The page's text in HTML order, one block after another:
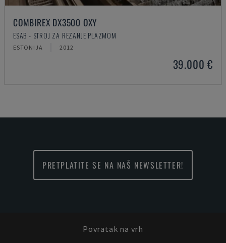
COMBIREX DX3500 OXY
ESAB - STROJ ZA REZANJE PLAZMOM
ESTONIJA 2012
39.000 €
PRETPLATITE SE NA NAŠ NEWSLETTER!
Povratak na vrh